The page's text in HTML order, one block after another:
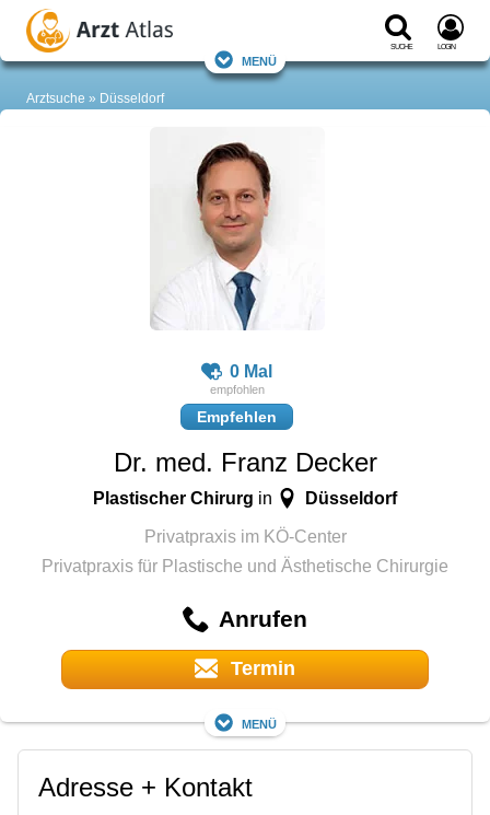
Suche Login
Menü
Arztsuche Düsseldorf
0 Mal
Empfehlen
Dr. med. Franz Decker
Plastischer Chirurg in Düsseldorf
Privatpraxis im KÖ-Center
Privatpraxis für Plastische und Ästhetische Chirurgie
Anrufen
Termin
Menü
Adresse + Kontakt